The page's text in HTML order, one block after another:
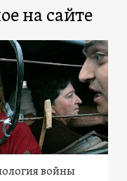
на сайте
войны